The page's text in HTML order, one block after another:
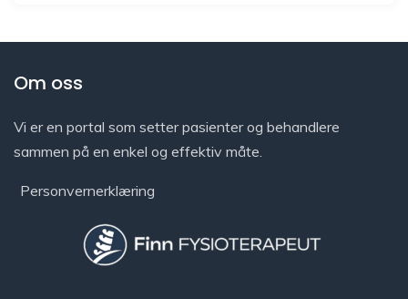
Om oss
Vi er en portal som setter pasienter og behandlere
sammen på en enkel og effektiv måte.
Personvernerklæring